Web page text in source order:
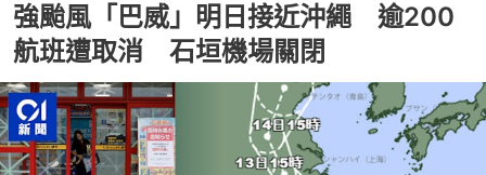
強颱風「巴威」明日接近沖繩 逾200
航班遭取消 石垣機場關閉